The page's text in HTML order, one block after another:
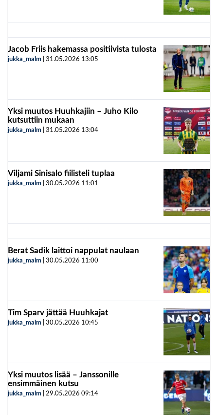
Jacob Friis hakemassa positiivista tulosta
jukka_malm 31.05.2026 13:05
Yksi muutos Huuhkajiin – Juho Kilo
kutsuttiin mukaan
jukka_malm 31.05.2026 13:04
Viljami Sinisalo fiilisteli tuplaa
jukka_malm 30.05.2026 11:01
Berat Sadik laittoi nappulat naulaan
jukka_malm 30.05.2026 11:00
Tim Sparv jättää Huuhkajat
jukka_malm 30.05.2026 10:45
Yksi muutos lisää – Janssonille
ensimmäinen kutsu
jukka_malm 29.05.2026 09:14